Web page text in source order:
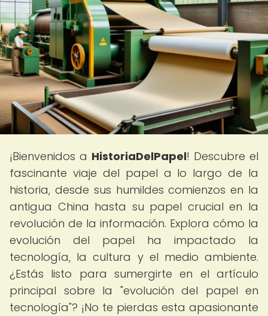
¡Bienvenidos a HistoriaDelPapel! Descubre el
fascinante viaje del papel a lo largo de la
historia, desde sus humildes comienzos en la
antigua China hasta su papel crucial en la
revolución de la información. Explora cómo la
evolución del papel ha impactado la
tecnología, la cultura y el medio ambiente.
¿Estás listo para sumergirte en el artículo
principal sobre la "evolución del papel en
tecnología"? ¡No te pierdas esta apasionante